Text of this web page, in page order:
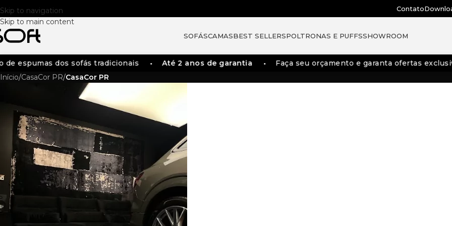
Skip to navigation
Skip to main content
Contato
SOFÁSCAMASBEST SELLERSPOLTRONAS E PUFFSSHOWROOM
espumas dos sofás tradicionais Até 2 anos de garantia Faça seu orçamento e garanta ofertas
Início/CasaCor PR/CasaCor PR